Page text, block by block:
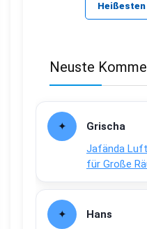
Heißesten
Neuste
Grischa
Jafända
für Große
Hans